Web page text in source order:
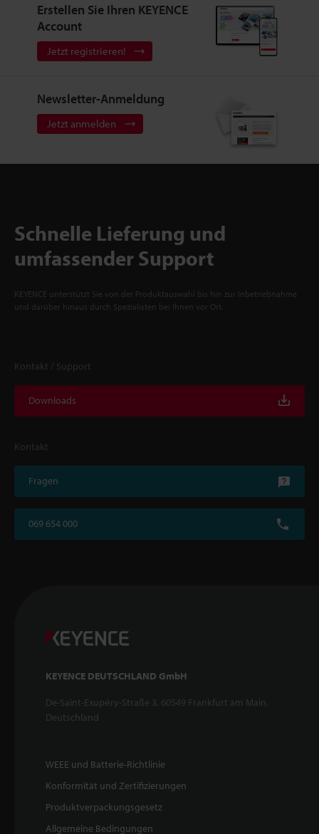
Erstellen Sie Ihren KEYENCE
Account
Jetzt registrieren!
Newsletter-Anmeldung
Jetzt anmelden
Schnelle Lieferung und
umfassender Support
KEYENCE unterstützt Sie von der Produktauswahl bis hin zur Inbetriebnahme
und darüber hinaus durch Spezialisten bei Ihnen vor Ort.
Kontakt / Support
Downloads
Kontakt
Fragen
069 654 000
KEYENCE DEUTSCHLAND GmbH
De-Saint-Exupéry-Straße 3, 60549 Frankfurt am Main,
Deutschland
WEEE und Batterie-Richtlinie
Konformität und Zertifizierungen
Produktverpackungsgesetz
Allgemeine Bedingungen